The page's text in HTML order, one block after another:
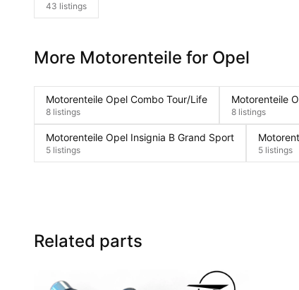
43 listings
More Motorenteile for Opel
Motorenteile Opel Combo Tour/Life
8 listings
Motorenteile
8 listings
Motorenteile Opel Insignia B Grand Sport
5 listings 5 listings
Related parts